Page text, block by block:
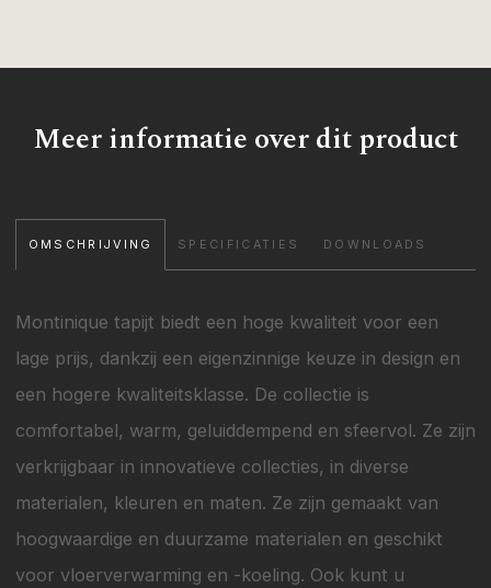
Meer informatie over dit product
OMSCHRIJVING SPECIFICATIES DOWNLOADS
Montinique tapijt biedt een hoge kwaliteit voor een
lage prijs, dankzij een eigenzinnige keuze in design en
een hogere kwaliteitsklasse. De collectie is
comfortabel, warm, geluiddempend en sfeervol. Ze zijn
verkrijgbaar in innovatieve collecties, in diverse
materialen, kleuren en maten. Ze zijn gemaakt van
hoogwaardige en duurzame materialen en geschikt
voor vloerverwarming en -koeling. Ook kunt u